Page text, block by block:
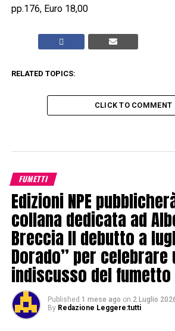
pp.176, Euro 18,00
RELATED TOPICS:
CLICK TO COMMENT
FUMETTI
Edizioni NPE
collana dedicata ad
Breccia Il debutto a
Dorado” per celebrare
indiscusso del
Published 1 mese ago on 2 Luglio
By Redazione Leggere:tutti